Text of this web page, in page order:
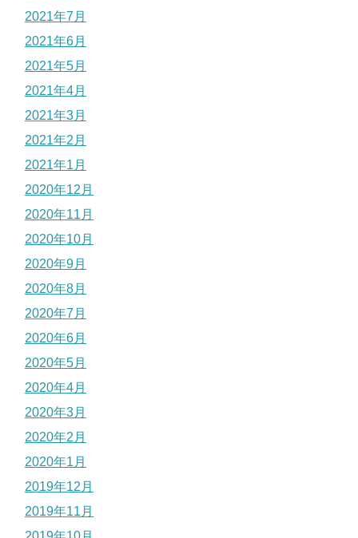
2021年7月
2021年6月
2021年5月
2021年4月
2021年3月
2021年2月
2021年1月
2020年12月
2020年11月
2020年10月
2020年9月
2020年8月
2020年7月
2020年6月
2020年5月
2020年4月
2020年3月
2020年2月
2020年1月
2019年12月
2019年11月